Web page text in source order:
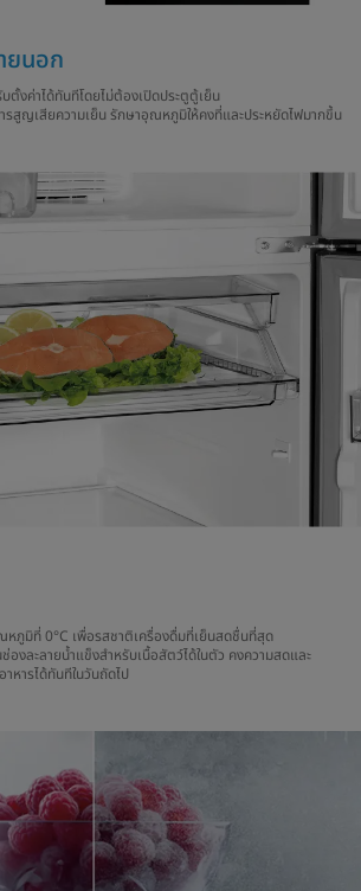
ยนอก
งค่าได้ทันทีโดยไม่ต้องเปิดประตูตู้เย็น
รสูญเสียความเย็น รักษาอุณหภูมิให้คงที่และประหยัดไฟมากขึ้น
หภูมิที่ 0°C เพื่อรสชาติเครื่องดื่มที่เย็นสดชื่นที่สุด
องละลายน้ำแข็งสำหรับเนื้อสัตว์ได้ในตัว คงความสดและ
หารได้ทันทีในวันถัดไป